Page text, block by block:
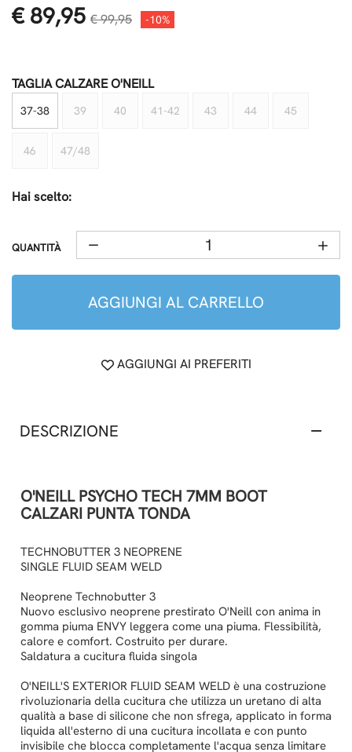
€ 89,95 € 99,95 -10%
TAGLIA CALZARE O'NEILL
37-38 39 40 41-42 43 44 45
46 47/48
Hai scelto:
QUANTITÀ
AGGIUNGI AL CARRELLO
AGGIUNGI AI PREFERITI
DESCRIZIONE
O'NEILL PSYCHO TECH 7MM BOOT
CALZARI PUNTA TONDA
TECHNOBUTTER 3 NEOPRENE
SINGLE FLUID SEAM WELD
Neoprene Technobutter 3
Nuovo esclusivo neoprene prestirato O'Neill con anima in
gomma piuma ENVY leggera come una piuma. Flessibilità,
calore e comfort. Costruito per durare.
Saldatura a cucitura fluida singola
O'NEILL'S EXTERIOR FLUID SEAM WELD è una costruzione
rivoluzionaria della cucitura che utilizza un uretano di alta
qualità a base di silicone che non sfrega, applicato in forma
liquida all'esterno di una cucitura incollata e con punto
invisibile che blocca completamente l'acqua senza limitare